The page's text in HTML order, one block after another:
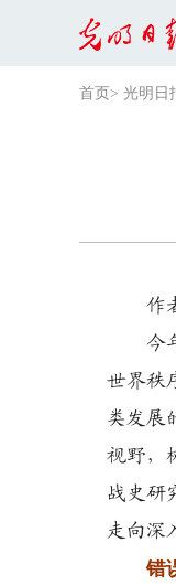
首页 > 光明日
作者
今年
世界秩
类发展
视野，
战史研
走向深
错误